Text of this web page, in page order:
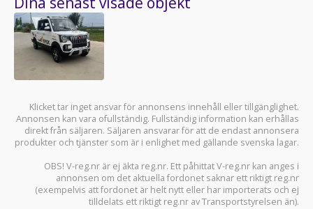
Klicket tar inget ansvar för annonsens innehåll eller tillgänglighet.
Annonsen kan vara ofullständig. Fullständig information kan erhållas
direkt från säljaren. Säljaren ansvarar för att de endast annonsera
produkter och tjänster som är i enlighet med gällande svenska lagar.
OBS! V-reg.nr är ej äkta reg.nr. Ett påhittat V-reg.nr kan anges i
annonsen om det aktuella fordonet saknar ett riktigt reg.nr
(exempelvis att fordonet är helt nytt eller har importerats och ej
tilldelats ett riktigt reg.nr av Transportstyrelsen än).